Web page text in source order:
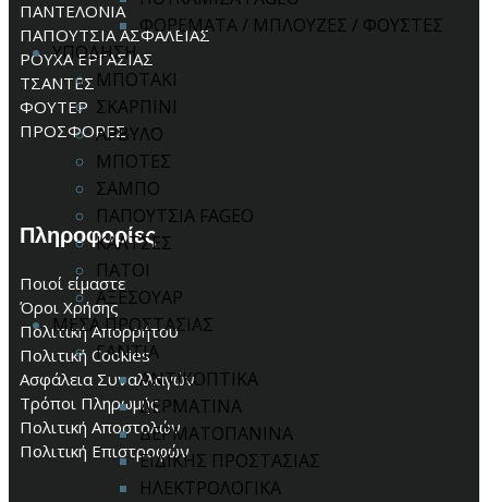
ΦΟΡΕΜΑΤΑ / ΜΠΛΟΥΖΕΣ / ΦΟΥΣΤΕΣ
ΥΠΟΔΗΣΗ
ΜΠΟΤΑΚΙ
ΣΚΑΡΠΙΝΙ
ΑΡΒΥΛΟ
ΜΠΟΤΕΣ
ΣΑΜΠΟ
ΠΑΠΟΥΤΣΙΑ FAGEO
ΚΑΛΤΣΕΣ
ΠΑΤΟΙ
ΑΞΕΣΟΥΑΡ
ΜΕΣΑ ΠΡΟΣΤΑΣΙΑΣ
ΓΑΝΤΙΑ
ΑΝΤΙΚΟΠΤΙΚΑ
ΔΕΡΜΑΤΙΝΑ
ΔΕΡΜΑΤΟΠΑΝΙΝΑ
ΕΙΔΙΚΗΣ ΠΡΟΣΤΑΣΙΑΣ
ΗΛΕΚΤΡΟΛΟΓΙΚΑ
ΠΑΝΤΕΛΟΝΙΑ
ΠΑΠΟΥΤΣΙΑ ΑΣΦΑΛΕΙΑΣ
ΡΟΥΧΑ ΕΡΓΑΣΙΑΣ
ΤΣΑΝΤΕΣ
ΦΟΥΤΕΡ
ΠΡΟΣΦΟΡΕΣ
Πληροφορίες
Ποιοί είμαστε
Όροι Χρήσης
Πολιτική Απορρήτου
Πολιτική Cookies
Ασφάλεια Συναλλαγών
Τρόποι Πληρωμής
Πολιτική Αποστολών
Πολιτική Επιστροφών